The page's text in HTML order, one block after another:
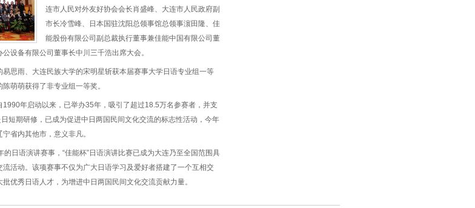
连市人民对外友好协会会长肖盛峰、大连市人民政府副
市长冷雪峰、日本国驻沈阳总领事馆总领事濵田隆、佳
能股份有限公司副总裁执行董事兼佳能中国有限公司董
设备有限公司董事长中川三千浩出席大会。
易思雨、大连民族大学的宋明星斩获本届赛事大学日语专业组一等
萌萌获得了非专业组一等奖。
1990年启动以来，已举办35年，吸引了超过18.5万名参赛者，并支
短期研修，已成为促进中日两国民间文化交流的标志性活动，今年
省内其他市，意义非凡。
的日语演讲赛事，“佳能杯”日语演讲比赛已成为大连乃至全国范围具
活动。该项赛事不仅为广大日语学习及爱好者搭建了一个互相交
优秀日语人才，为增进中日两国民间文化交流贡献力量。